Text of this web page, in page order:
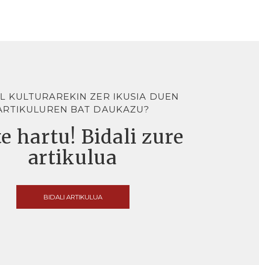
KULTURAREKIN ZER IKUSIA DUEN
BAT DAUKAZU?
hartu! Bidali zure
artikulua
BIDALI ARTIKULUA